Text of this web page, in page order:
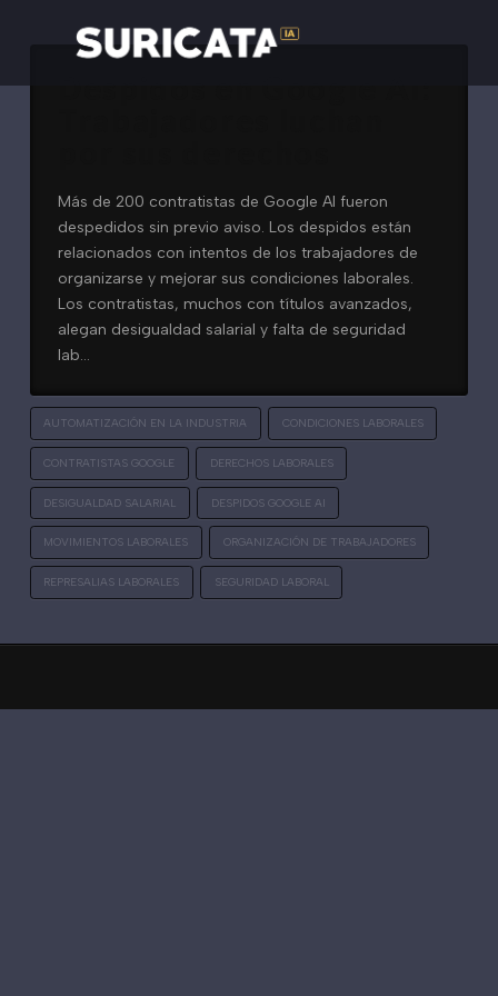
Más de 200 contratistas de Google AI fueron
despedidos sin previo aviso. Los despidos están
relacionados con intentos de los trabajadores de
organizarse y mejorar sus condiciones laborales.
Los contratistas, muchos con títulos avanzados,
alegan desigualdad salarial y falta de seguridad
lab…
AUTOMATIZACIÓN EN LA INDUSTRIA CONDICIONES LABORALES
CONTRATISTAS GOOGLE DERECHOS LABORALES
DESIGUALDAD SALARIAL DESPIDOS GOOGLE AI
MOVIMIENTOS LABORALES ORGANIZACIÓN DE TRABAJADORES
REPRESALIAS LABORALES SEGURIDAD LABORAL